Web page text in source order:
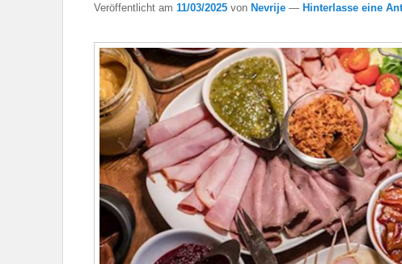
Veröffentlicht am 11/03/2025 von Nevrije — Hinterlasse eine